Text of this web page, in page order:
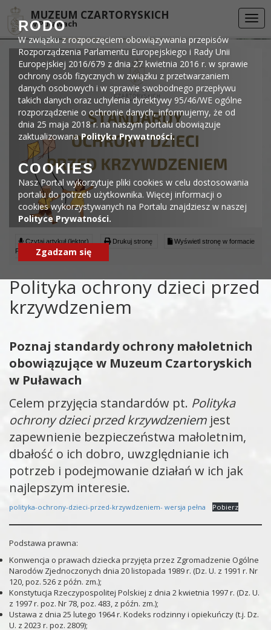
DEKLARACJA DOSTĘPNOŚCI
MUZEUM CZARTORYSKICH
w Puławach
Czytaj artykuł (lektor) Drukuj stronę
Wyświetl stronę w formacie
PDF
Polityka ochrony dzieci przed
krzywdzeniem
Poznaj standardy ochrony małoletnich
obowiązujące w Muzeum Czartoryskich
w Puławach
Celem przyjęcia standardów pt. Polityka
ochrony dzieci przed krzywdzeniem jest
zapewnienie bezpieczeństwa małoletnim,
dbałość o ich dobro, uwzględnianie ich
potrzeb i podejmowanie działań w ich jak
najlepszym interesie.
polityka-ochrony-dzieci-przed-krzywdzeniem- wersja pełna Pobierz
Podstawa prawna:
Konwencja o prawach dziecka przyjęta przez Zgromadzenie Ogólne
Narodów Zjednoczonych dnia 20 listopada 1989 r. (Dz. U. z 1991 r. Nr
120, poz. 526 z późn. zm.);
Konstytucja Rzeczypospolitej Polskiej z dnia 2 kwietnia 1997 r. (Dz. U.
z 1997 r. poz. Nr 78, poz. 483, z późn. zm.);
Ustawa z dnia 25 lutego 1964 r. Kodeks rodzinny i opiekuńczy (t.j. Dz.
U. z 2023 r. poz. 2809);
RODO
W związku z rozpoczęciem obowiązywania przepisów
Rozporządzenia Parlamentu Europejskiego i Rady Unii
Europejskiej 2016/679 z dnia 27 kwietnia 2016 r. w sprawie
ochrony osób fizycznych w związku z przetwarzaniem
danych osobowych i w sprawie swobodnego przepływu
takich danych oraz uchylenia dyrektywy 95/46/WE ogólne
rozporządzenie o ochronie danych, informujemy, że od
dnia 25 maja 2018 r. na naszym portalu obowiązuje
zaktualizowanaPolityka Prywatności.
COOKIES
Nasz Portal wykorzytuje pliki cookies w celu dostosowania
portalu do potrzeb użytkownika. Więcej informacji o
cookies wykorzystywanych na Portalu znajdziesz w naszej
Polityce Prywatności.
Zgadzam się